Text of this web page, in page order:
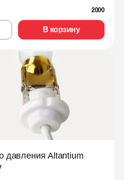
2000
В корзину
давления Altantium